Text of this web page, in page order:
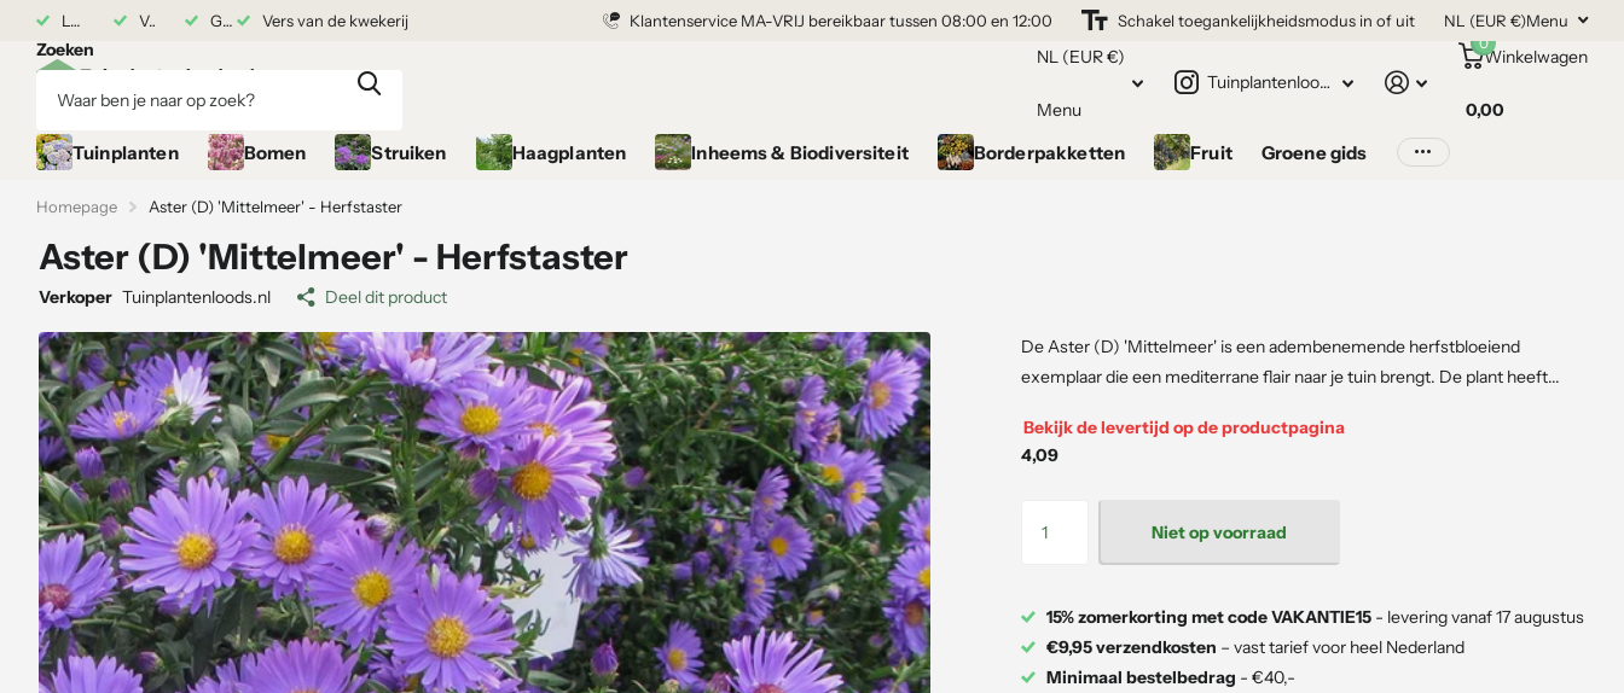
Levering vanaf 17 augustus Vers van de kwekerij Grond gekocht = Plantgarantie Grond gekocht = Plantgarantie Klantenservice MA-VRIJ bereikbaar tussen 08:00 en 12:00 Schakel toegankelijkheidsmodus in of uit NL (EUR €)Menu
Zoeken NL (EUR €)
Menu
Tuinplantenloods.nl
Winkelwagen
0
0,00
Tuinplanten Bomen Struiken Haagplanten Inheems & Biodiversiteit Borderpakketten Fruit Groene gids
Homepage Aster (D) 'Mittelmeer' - Herfstaster
Aster (D) 'Mittelmeer' - Herfstaster
Verkoper Tuinplantenloods.nl Deel dit product
De Aster (D) 'Mittelmeer' is een adembenemende herfstbloeiend
exemplaar die een mediterrane flair naar je tuin brengt. De plant heeft...
Bekijk de levertijd op de productpagina
4,09
Niet op voorraad
15% zomerkorting met code VAKANTIE15 - levering vanaf 17 augustus
€9,95 verzendkosten – vast tarief voor heel Nederland
Minimaal bestelbedrag - €40,-